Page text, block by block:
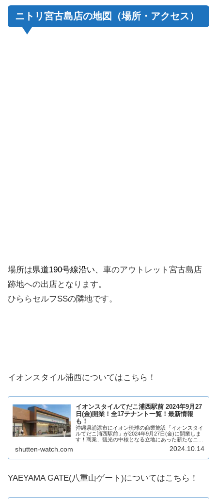
ニトリ宮古島店の地図（場所・アクセス）
場所は県道190号線沿い、 車のアウトレット宮古島店
跡地への出店となります。
ひららセルフSSの隣地です。
イオンスタイル浦西についてはこちら！
イオンスタイルてだこ浦西駅前 2024年9月27
日(金)開業！全17テナント一覧！最新情報
も！
沖縄県浦添市にイオン琉球の商業施設「イオンスタイ
ルてだこ浦西駅前」が2024年9月27日(金)に開業しま
す！商業、観光の中核となる立地にあった新たなニー
ズを満たすコンセプトの17テナントが出店予定です！
shutten-watch.com 2024.10.14
YAEYAMA GATE(八重山ゲート)についてはこちら！